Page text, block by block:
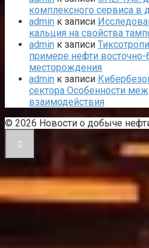
комплексного сервиса в
admin к записи
кальция на свойства
admin к записи
примере нефти восточно-
месторождения
admin к записи
сектора Особенности
взаимодействия
© 2026 Новости о добыче